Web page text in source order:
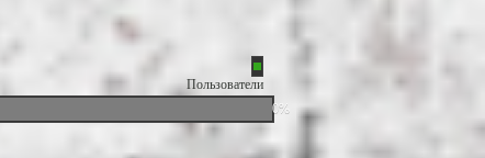
Пользователи
0%